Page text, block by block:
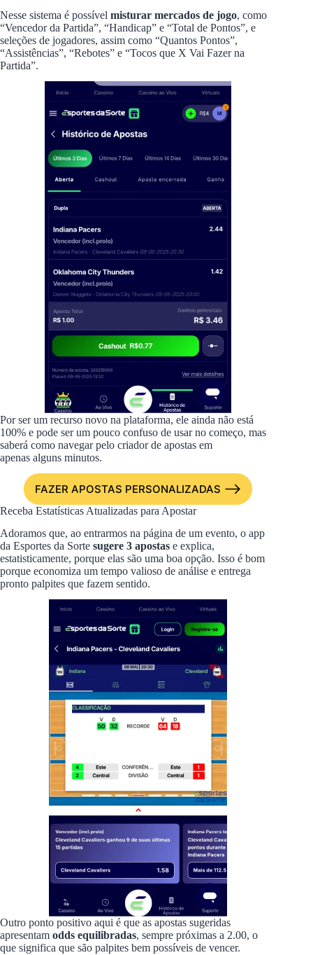
Nesse sistema é possível misturar mercados de jogo, como
“Vencedor da Partida”, “Handicap” e “Total de Pontos”, e
seleções de jogadores, assim como “Quantos Pontos”,
“Assistências”, “Rebotes” e “Tocos que X Vai Fazer na
Partida”.
Por ser um recurso novo na plataforma, ele ainda não está
100% e pode ser um pouco confuso de usar no começo, mas
saberá como navegar pelo criador de apostas em
apenas alguns minutos.
FAZER APOSTAS PERSONALIZADAS
Receba Estatísticas Atualizadas para Apostar
Adoramos que, ao entrarmos na página de um evento, o app
da Esportes da Sorte sugere 3 apostas e explica,
estatisticamente, porque elas são uma boa opção. Isso é bom
porque economiza um tempo valioso de análise e entrega
pronto palpites que fazem sentido.
Outro ponto positivo aqui é que as apostas sugeridas
apresentam odds equilibradas, sempre próximas a 2.00, o
que significa que são palpites bem possíveis de vencer.